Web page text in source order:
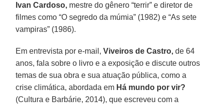
Ivan Cardoso, mestre do gênero “terrir” e diretor de
filmes como “O segredo da múmia” (1982) e “As sete
vampiras” (1986).
Em entrevista por e-mail,Viveiros de Castro, de 64
anos, fala sobre o livro e a exposição e discute outros
temas de sua obra e sua atuação pública, como a
crise climática, abordada em Há mundo por vir?
(Cultura e Barbárie, 2014), que escreveu com a